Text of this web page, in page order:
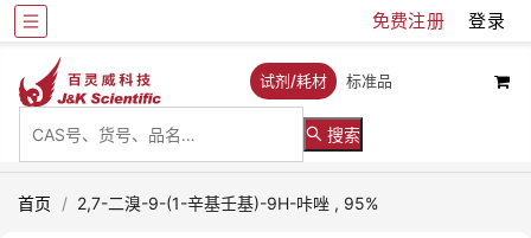
免费注册 登录
试剂/耗材 标准品
搜索
首页 / 2,7-二溴-9-(1-辛基壬基)-9H-咔唑 , 95%